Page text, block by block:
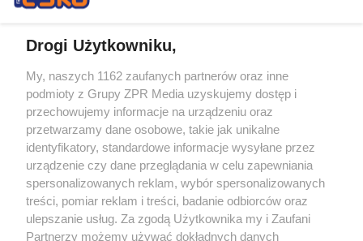
Żaden utwór zamieszczony w serwisie nie może być powielany i
rozpowszechniany lub dalej rozpowszechniany w jakikolwiek sposób (w
tym także elektroniczny lub mechaniczny) na jakimkolwiek polu
eksploatacji w jakiejkolwiek formie, włącznie z umieszczaniem w
Internecie bez pisemnej zgody właściciela praw. Jakiekolwiek użycie lub
wykorzystanie utworów w całości lub w części z naruszeniem prawa,
tzn. bez właściwej zgody, jest zabronione pod groźbą kary i może być
ścigane prawnie.
Drogi Użytkowniku,
My, naszych 1162 zaufanych partnerów oraz inne
podmioty z Grupy ZPR Media uzyskujemy dostęp i
przechowujemy informacje na urządzeniu oraz
przetwarzamy dane osobowe, takie jak unikalne
identyfikatory, standardowe informacje wysyłane przez
urządzenie czy dane przeglądania w celu zapewniania
spersonalizowanych reklam, wybór spersonalizowanych
treści, pomiar reklam i treści, badanie odbiorców oraz
ulepszanie usług. Za zgodą Użytkownika my i Zaufani
Partnerzy możemy używać dokładnych danych